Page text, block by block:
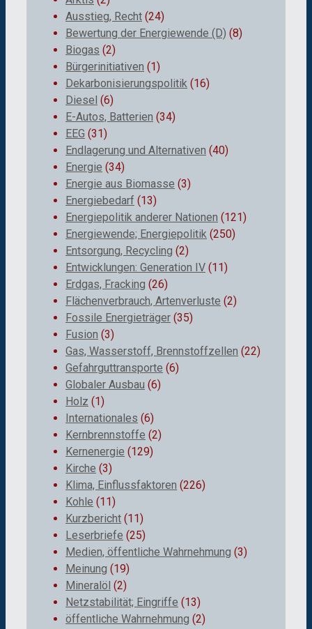
Ausstieg, Recht (24)
Bewertung der Energiewende (D) (8)
Biogas (2)
Bürgerinitiativen (1)
Dekarbonisierungspolitik (16)
Diesel (6)
E-Autos, Batterien (34)
EEG (31)
Endlagerung und Alternativen (40)
Energie (34)
Energie aus Biomasse (3)
Energiebedarf (13)
Energiepolitik anderer Nationen (121)
Energiewende; Energiepolitik (250)
Entsorgung, Recycling (2)
Entwicklungen: Generation IV (11)
Erdgas, Fracking (26)
Flächenverbrauch, Artenverluste (2)
Fossile Energieträger (35)
Fusion (3)
Gas, Wasserstoff, Brennstoffzellen (22)
Gefahrguttransporte (6)
Globaler Ausbau (6)
Holz (1)
Internationales (6)
Kernbrennstoffe (2)
Kernenergie (129)
Kirche (3)
Klima, Einflussfaktoren (226)
Kohle (11)
Kurzbericht (11)
Leserbriefe (25)
Medien, öffentliche Wahrnehmung (3)
Meinung (19)
Mineralöl (2)
Netzstabilität; Eingriffe (13)
öffentliche Wahrnehmung (2)